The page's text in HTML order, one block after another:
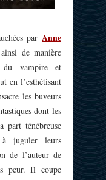
par Anne
de manière
vampire et
en l’esthétisant
les buveurs
dont les
part ténébreuse
à juguler leurs
de l’auteur de
peur. Il coupe